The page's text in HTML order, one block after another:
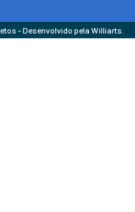
- Desenvolvido pela Williarts.